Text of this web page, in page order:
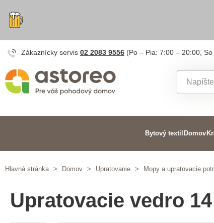
Zákaznícky servis 02 2083 9556 (Po – Pia: 7:00 – 20:00,
Bytový textil Domov
Hlavná stránka > Domov > Upratovanie > Mopy a upratovacie
Upratovacie vedro